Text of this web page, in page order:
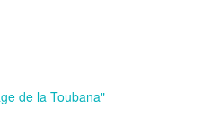
de la Toubana"